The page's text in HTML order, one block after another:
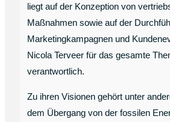
liegt auf der Konzeption von
Maßnahmen sowie auf der
Marketingkampagnen und
Nicola Terveer für das gesamte
verantwortlich.
Zu ihren Visionen gehört unter
dem Übergang von der fossilen